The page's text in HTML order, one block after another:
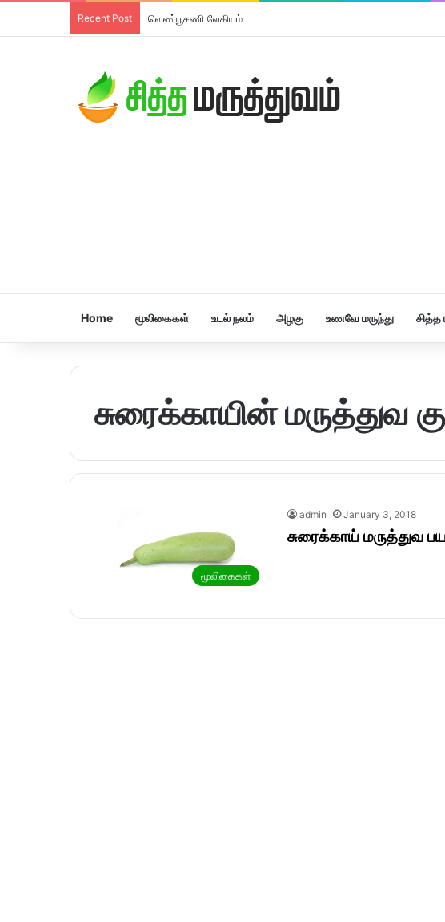
Recent Post வெண்பூசணி லேகியம்
Home மூலிகைகள் உடல் நலம் அழகு உணவே மருந்து சித்த
சுரைக்காயின் மருத்துவ
மூலிகைகள்
admin January 3, 2018
சுரைக்காய் மருத்துவ